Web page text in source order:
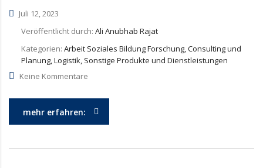
Juli 12, 2023
Veröffentlicht durch: Ali Anubhab Rajat
Kategorien: Arbeit Soziales Bildung Forschung, Consulting und
Planung, Logistik, Sonstige Produkte und Dienstleistungen
Keine Kommentare
mehr erfahren: